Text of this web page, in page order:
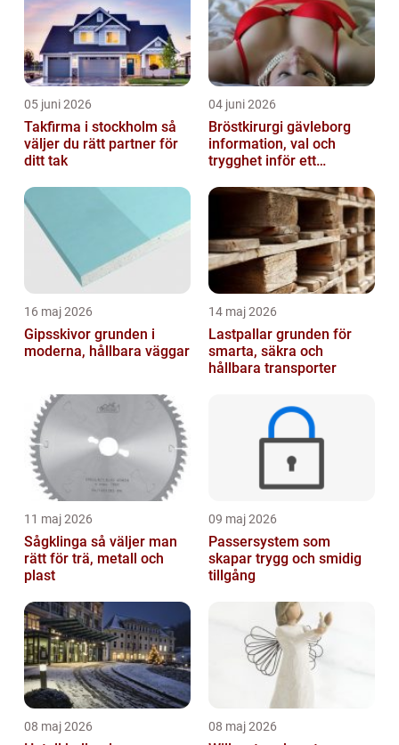
05 juni 2026
Takfirma i stockholm så
väljer du rätt partner för
ditt tak
04 juni 2026
Bröstkirurgi gävleborg
information, val och
trygghet inför ett
16 maj 2026
Gipsskivor grunden i
moderna, hållbara väggar
14 maj 2026
Lastpallar grunden för
smarta, säkra och
hållbara transporter
11 maj 2026
Sågklinga så väljer man
rätt för trä, metall och
plast
09 maj 2026
Passersystem som
skapar trygg och smidig
tillgång
08 maj 2026 08 maj 2026